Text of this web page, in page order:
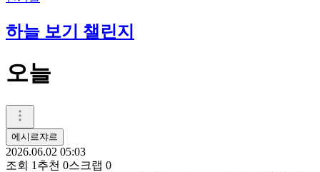
하늘 보기 챌린지
오늘
에시르쟈르
2026.06.02 05:03
조회 1 추천 0스크랩 0